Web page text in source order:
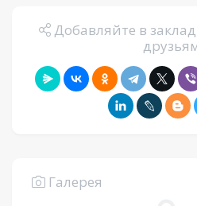
Добавляйте в
Галерея